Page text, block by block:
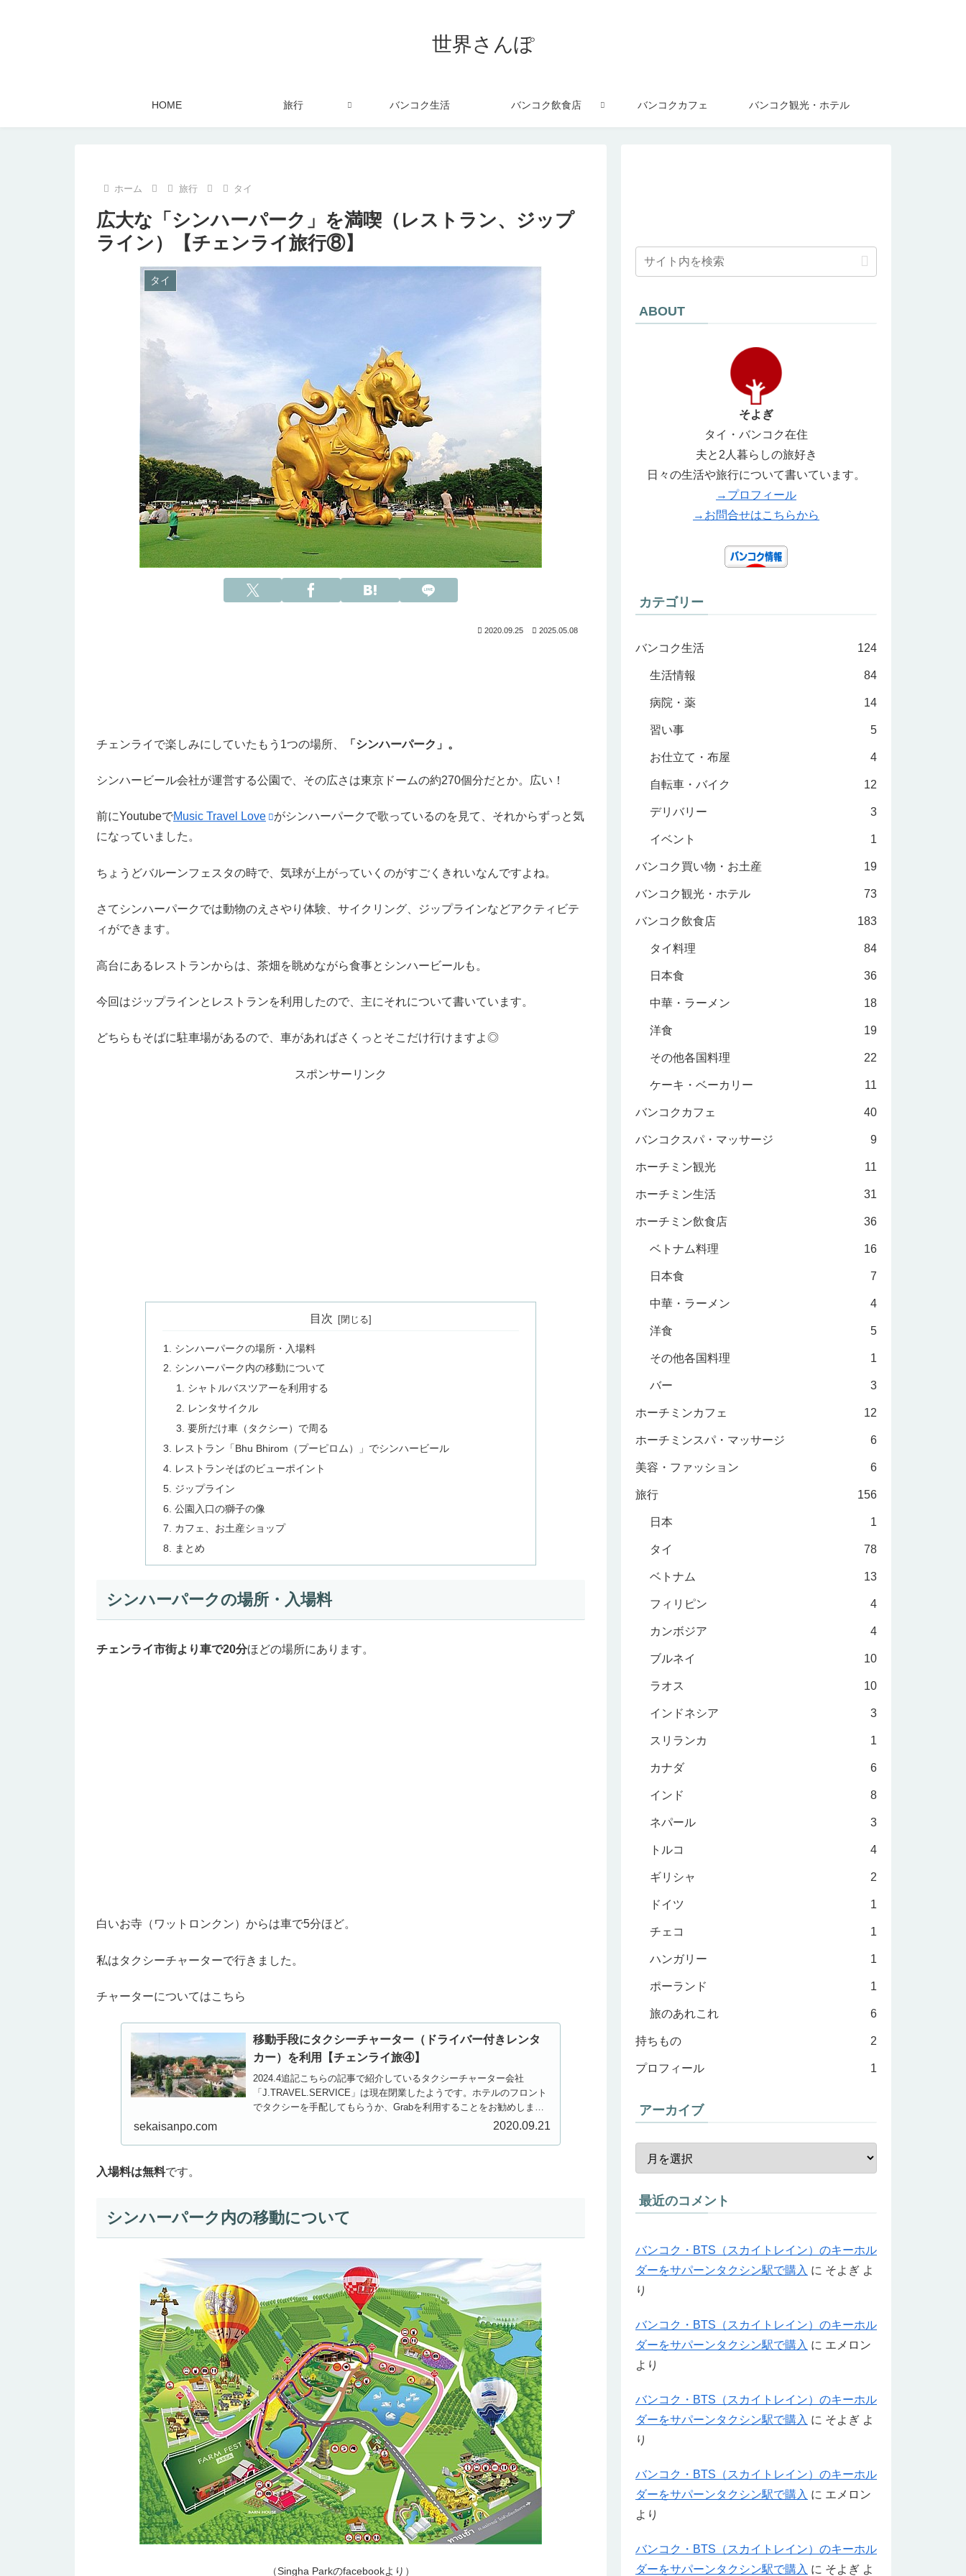
世界さんぽ
HOME 旅行 バンコク生活 バンコク飲食店 バンコクカフェ バンコク観光・ホテル
ホーム 旅行 タイ
広大な「シンハーパーク」を満喫（レストラン、ジップ
ライン）【チェンライ旅行⑧】
タイ
2020.09.25 2025.05.08
チェンライで楽しみにしていたもう1つの場所、 「シンハーパーク」。
シンハービール会社が運営する公園で、その広さは東京ドームの約270個分だとか。広い！
前にYoutubeでMusic Travel Love
がシンハーパークで歌っているのを見て、それからずっと気
になっていました。
ちょうどバルーンフェスタの時で、気球が上がっていくのがすごくきれいなんですよね。
さてシンハーパークでは動物のえさやり体験、サイクリング、ジップラインなどアクティビテ
ィができます。
高台にあるレストランからは、茶畑を眺めながら食事とシンハービールも。
今回はジップラインとレストランを利用したので、主にそれについて書いています。
どちらもそばに駐車場があるので、車があればさくっとそこだけ行けますよ◎
スポンサーリンク
目次
シンハーパークの場所・入場料
シンハーパーク内の移動について
シャトルバスツアーを利用する
レンタサイクル
要所だけ車（タクシー）で周る
レストラン「Bhu Bhirom（プーピロム）」でシンハービール
レストランそばのビューポイント
ジップライン
公園入口の獅子の像
カフェ、お土産ショップ
まとめ
シンハーパークの場所・入場料
チェンライ市街より車で20分ほどの場所にあります。
白いお寺（ワットロンクン）からは車で5分ほど。
私はタクシーチャーターで行きました。
チャーターについてはこちら
移動手段にタクシーチャーター（ドライバー付きレンタ
カー）を利用【チェンライ旅④】
2024.4追記こちらの記事で紹介しているタクシーチャーター会社
「J.TRAVEL.SERVICE」は現在閉業したようです。ホテルのフロント
でタクシーを手配してもらうか、Grabを利用することをお勧めしま
sekaisanpo.com 2020.09.21
入場料は無料です。
シンハーパーク内の移動について
（Singha Parkのfacebookより）
ABOUT
そよぎ
タイ・バンコク在住
夫と2人暮らしの旅好き
日々の生活や旅行について書いています。
→プロフィール
→お問合せはこちらから
カテゴリー
バンコク生活 124
生活情報 84
病院・薬 14
習い事 5
お仕立て・布屋 4
自転車・バイク 12
デリバリー 3
イベント 1
バンコク買い物・お土産 19
バンコク観光・ホテル 73
バンコク飲食店 183
タイ料理 84
日本食 36
中華・ラーメン 18
洋食 19
その他各国料理 22
ケーキ・ベーカリー 11
バンコクカフェ 40
バンコクスパ・マッサージ 9
ホーチミン観光 11
ホーチミン生活 31
ホーチミン飲食店 36
ベトナム料理 16
日本食 7
中華・ラーメン 4
洋食 5
その他各国料理 1
バー 3
ホーチミンカフェ 12
ホーチミンスパ・マッサージ 6
美容・ファッション 6
旅行 156
日本 1
タイ 78
ベトナム 13
フィリピン 4
カンボジア 4
ブルネイ 10
ラオス 10
インドネシア 3
スリランカ 1
カナダ 6
インド 8
ネパール 3
トルコ 4
ギリシャ 2
ドイツ 1
チェコ 1
ハンガリー 1
ポーランド 1
旅のあれこれ 6
持ちもの 2
プロフィール 1
アーカイブ
最近のコメント
バンコク・BTS（スカイトレイン）のキーホル
ダーをサパーンタクシン駅で購入 に そよぎ よ
り
バンコク・BTS（スカイトレイン）のキーホル
ダーをサパーンタクシン駅で購入 に エメロン
より
バンコク・BTS（スカイトレイン）のキーホル
ダーをサパーンタクシン駅で購入 に そよぎ よ
り
バンコク・BTS（スカイトレイン）のキーホル
ダーをサパーンタクシン駅で購入 に エメロン
より
バンコク・BTS（スカイトレイン）のキーホル
ダーをサパーンタクシン駅で購入 に そよぎ よ